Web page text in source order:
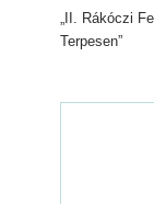
„II. Rákóczi
Terpesen”